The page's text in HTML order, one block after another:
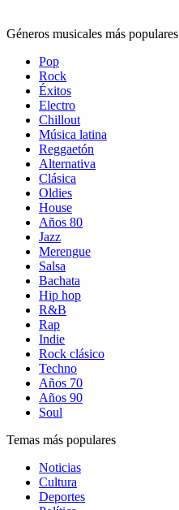
Géneros musicales más populares
Pop
Rock
Éxitos
Electro
Chillout
Música latina
Reggaetón
Alternativa
Clásica
Oldies
House
Años 80
Jazz
Merengue
Salsa
Bachata
Hip hop
R&B
Rap
Indie
Rock clásico
Techno
Años 70
Años 90
Soul
Temas más populares
Noticias
Cultura
Deportes